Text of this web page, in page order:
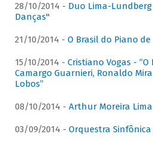
28/10/2014 - Duo Lima-
Danças"
21/10/2014 - O Brasil do Piano
15/10/2014 - Cristiano Vogas -
Camargo Guarnieri, Ronaldo
Lobos”
08/10/2014 - Arthur Moreira Lima
03/09/2014 - Orquestra Sinfônica